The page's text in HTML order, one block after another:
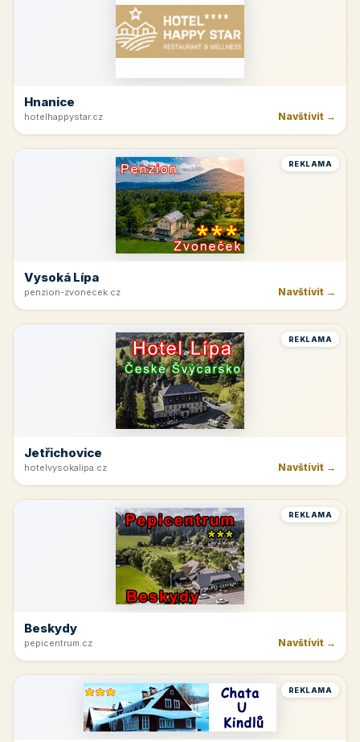
Hnanice
hotelhappystar.cz Navštívit →
REKLAMA
Vysoká Lípa
penzion-zvonecek.cz Navštívit →
REKLAMA
Jetřichovice
hotelvysokalipa.cz Navštívit →
REKLAMA
Beskydy
pepicentrum.cz Navštívit →
REKLAMA